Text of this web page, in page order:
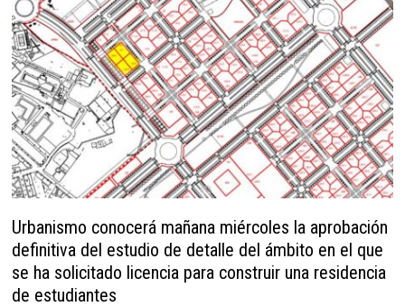
Urbanismo conocerá mañana miércoles la aprobación
definitiva del estudio de detalle del ámbito en el que
se ha solicitado licencia para construir una residencia
de estudiantes